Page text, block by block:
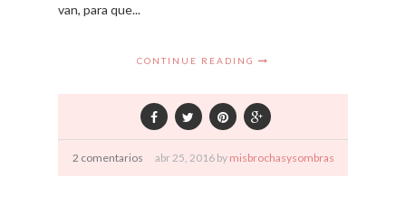
van, para que...
CONTINUE READING
2 comentarios abr25, 2016 by misbrochasysombras